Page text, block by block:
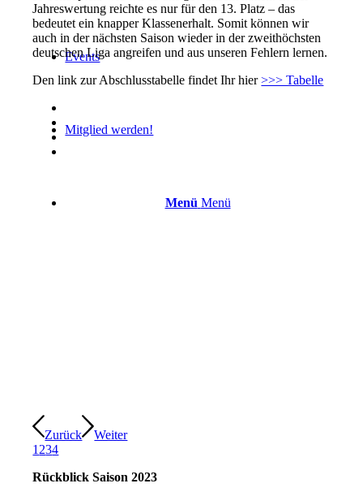
Events
Mitglied werden!
Menü Menü
Jahreswertung reichte es nur für den 13. Platz – das
bedeutet ein knapper Klassenerhalt. Somit können wir
auch in der nächsten Saison wieder in der zweithöchsten
deutschen Liga angreifen und aus unseren Fehlern lernen.
Den link zur Abschlusstabelle findet Ihr hier>>> Tabelle
Zurück
Weiter
1 234
RückblickSaison 2023